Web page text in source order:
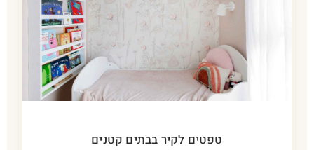
טפטים לקיר בבתים קטנים